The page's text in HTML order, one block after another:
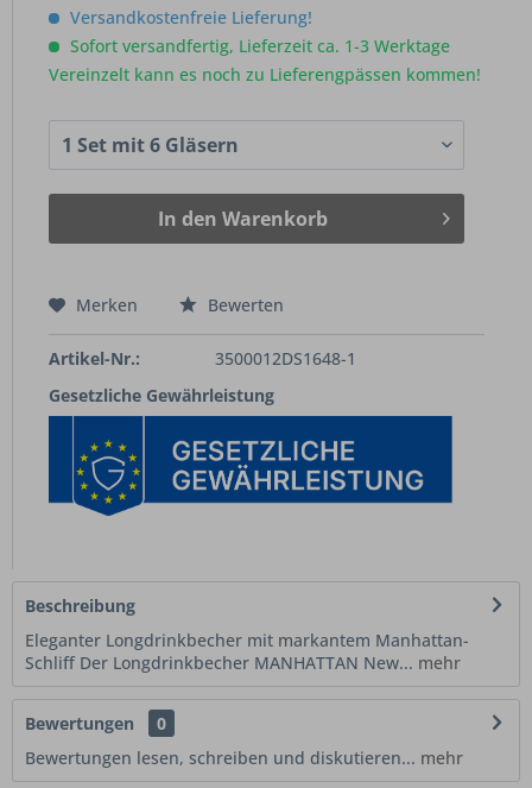
Versandkostenfreie Lieferung!
Sofort versandfertig, Lieferzeit ca. 1-3 Werktage
Vereinzelt kann es noch zu Lieferengpässen kommen!
In den Warenkorb
Merken Bewerten
Artikel-Nr.:
3500012DS1648-1
Gesetzliche Gewährleistung
Beschreibung
Eleganter Longdrinkbecher mit markantem Manhattan-
Schliff Der Longdrinkbecher MANHATTAN New... mehr
Bewertungen
0
Bewertungen lesen, schreiben und diskutieren... mehr